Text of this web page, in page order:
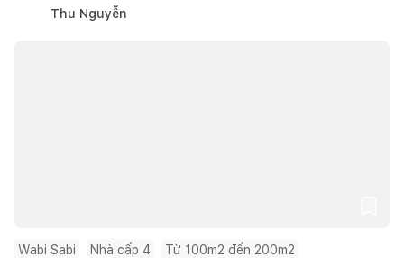
Thu Nguyễn
Wabi Sabi Nhà cấp 4 Từ 100m2 đến 200m2